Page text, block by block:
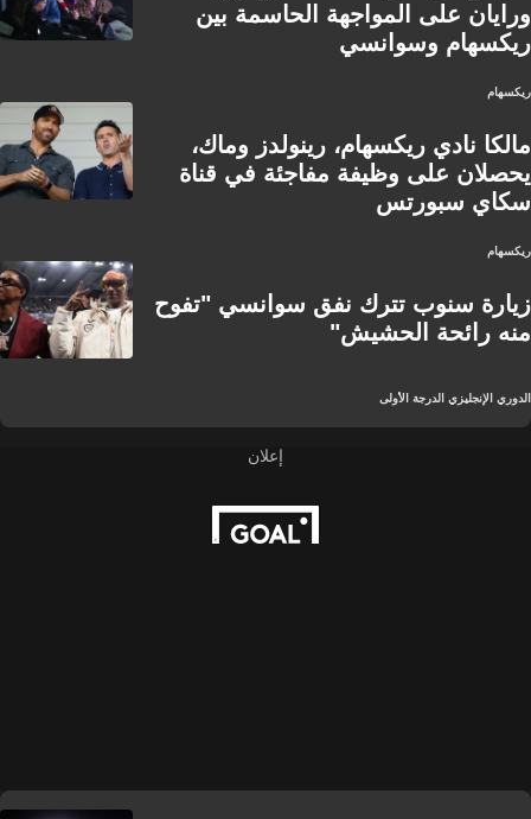
ورايان على المواجهة الحاسمة بين
ريكسهام وسوانسي
ريكسهام
مالكا نادي ريكسهام، رينولدز وماك،
يحصلان على وظيفة مفاجئة في قناة
سكاي سبورتس
ريكسهام
زيارة سنوب تترك نفق سوانسي "تفوح
منه رائحة الحشيش"
الدوري الإنجليزي الدرجة الأولى